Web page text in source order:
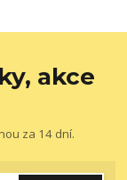
akce
za 14 dní.